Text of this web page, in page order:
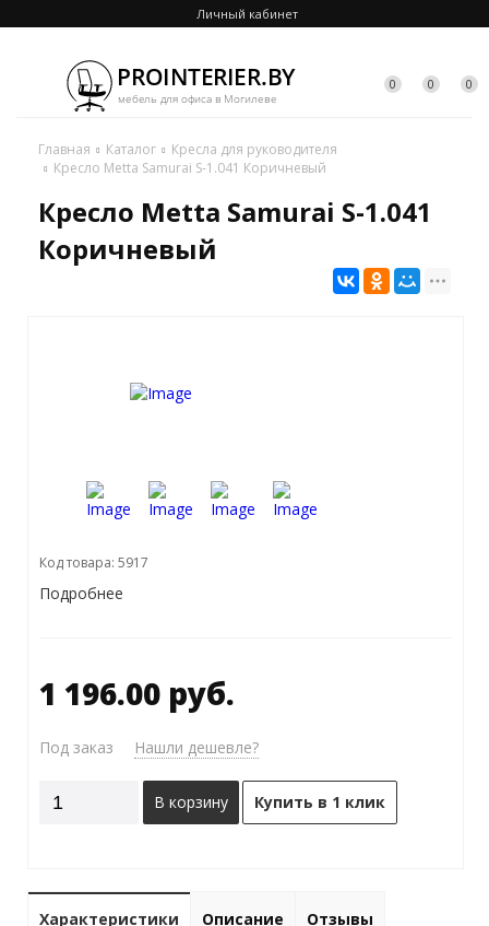
Личный кабинет
0 0 0
Главная Каталог
Кресла для руководителя
Кресло Metta Samurai S-1.041 Коричневый
Кресло Metta Samurai S-1.041
Коричневый
Код товара: 5917
Подробнее
1 196.00 руб.
Под заказ Нашли дешевле?
В корзину Купить в 1 клик
Характеристики Описание Отзывы